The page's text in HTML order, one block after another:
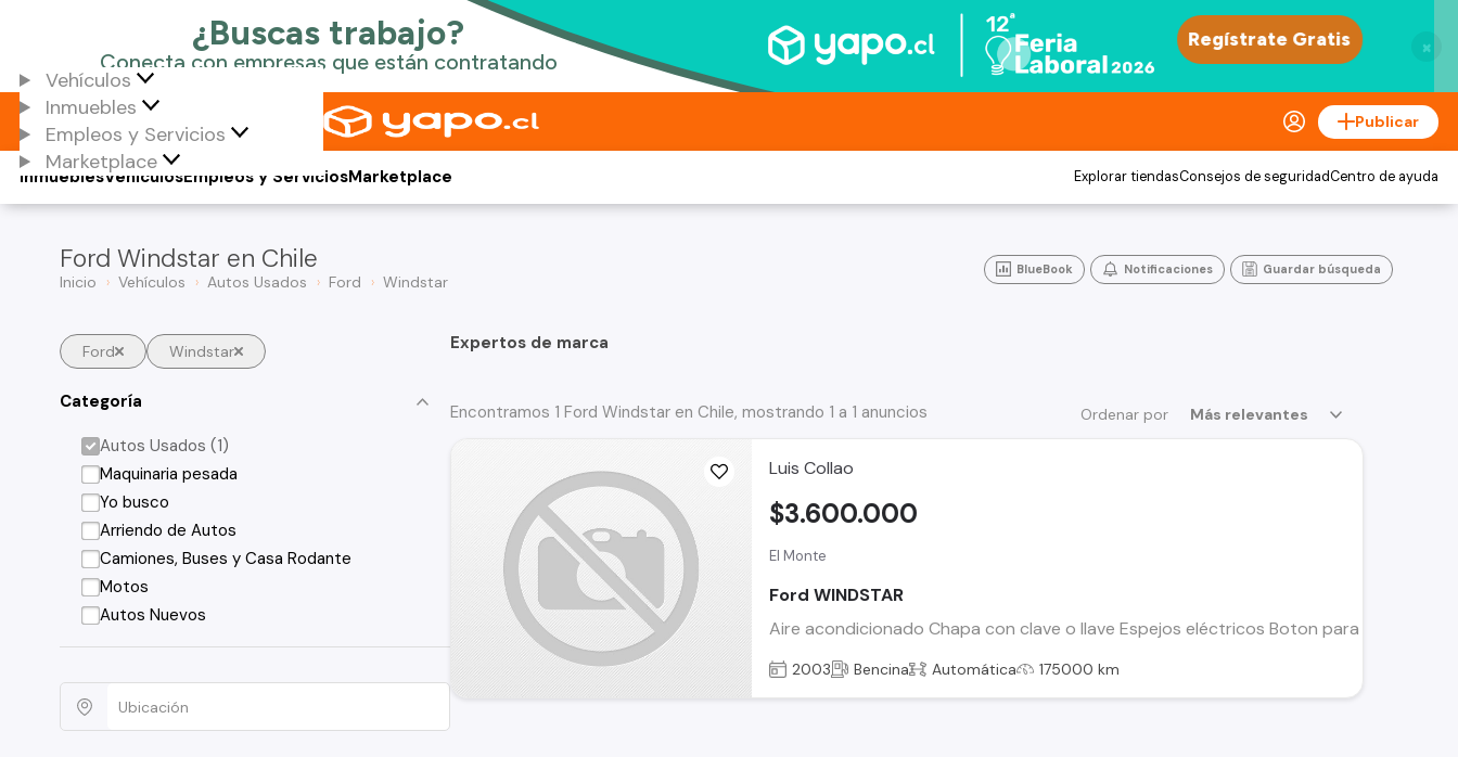
×
Vehículos
Inmuebles
Empleos y Servicios
Marketplace
Publicar
Vehículos
Inmuebles Empleos y ServiciosMarketplace Explorar tiendasConsejos de seguridadCentro de ayuda
Ford Windstar en Chile
Inicio Vehículos Autos Usados Ford Windstar
BlueBook Notificaciones Guardar búsqueda
Ford Windstar
Categoría
Autos Usados (1)
Maquinaria pesada
Yo busco
Arriendo de Autos
Camiones, Buses y Casa Rodante
Motos
Autos Nuevos
Expertos de marca
Ordenar por Más relevantes
Encontramos 1 Ford Windstar en Chile, mostrando 1 a 1 anuncios
Luis Collao
El Monte
Ford WINDSTAR
Aire acondicionado Chapa con clave o llave Espejos eléctricos Boton para abrir
$3.600.000
2003 Bencina Automática 175000 km